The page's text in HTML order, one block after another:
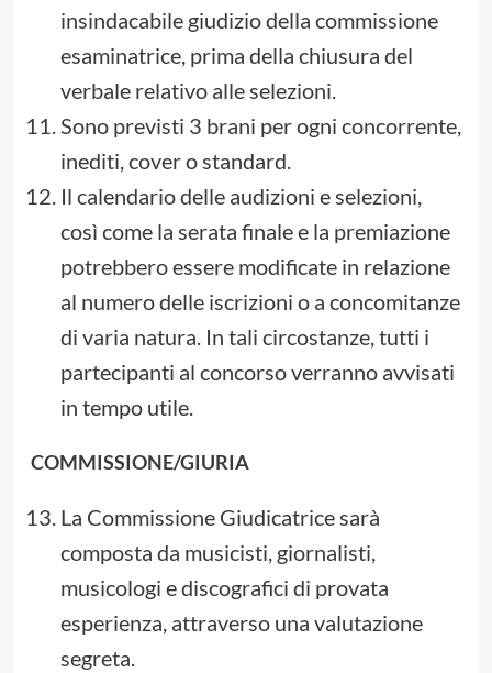
insindacabile giudizio della commissione
esaminatrice, prima della chiusura del
verbale relativo alle selezioni.
Sono previsti 3 brani per ogni concorrente,
inediti, cover o standard.
Il calendario delle audizioni e selezioni,
così come la serata finale e la premiazione
potrebbero essere modificate in relazione
al numero delle iscrizioni o a concomitanze
di varia natura. In tali circostanze, tutti i
partecipanti al concorso verranno avvisati
in tempo utile.
COMMISSIONE/GIURIA
La Commissione Giudicatrice sarà
composta da musicisti, giornalisti,
musicologi e discografici di provata
esperienza, attraverso una valutazione
segreta.